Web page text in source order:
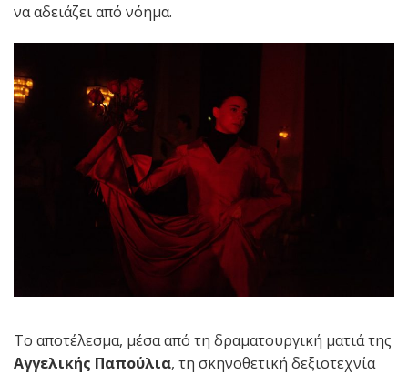
να αδειάζει από νόημα.
Το αποτέλεσμα, μέσα από τη δραματουργική ματιά της
Αγγελικής Παπούλια, τη σκηνοθετική δεξιοτεχνία